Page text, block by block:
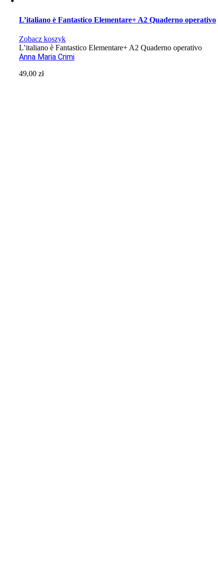
L’italiano è Fantastico Elementare+ A2 Quaderno operativo
Zobacz koszyk
L’italiano è Fantastico Elementare+ A2 Quaderno operativo
Anna Maria Crimi
49,00zł